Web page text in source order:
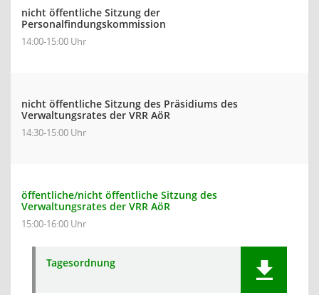
nicht öffentliche Sitzung der
Personalfindungskommission
14:00-15:00 Uhr
nicht öffentliche Sitzung des Präsidiums des
Verwaltungsrates der VRR AöR
14:30-15:00 Uhr
öffentliche/nicht öffentliche Sitzung des
Verwaltungsrates der VRR AöR
15:00-16:00 Uhr
Tagesordnung